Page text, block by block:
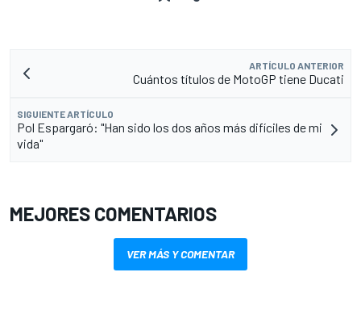
ARTÍCULO ANTERIOR
Cuántos títulos de MotoGP tiene Ducati
SIGUIENTE ARTÍCULO
Pol Espargaró: "Han sido los dos años más difíciles de mi
vida"
MEJORES COMENTARIOS
VER MÁS Y COMENTAR